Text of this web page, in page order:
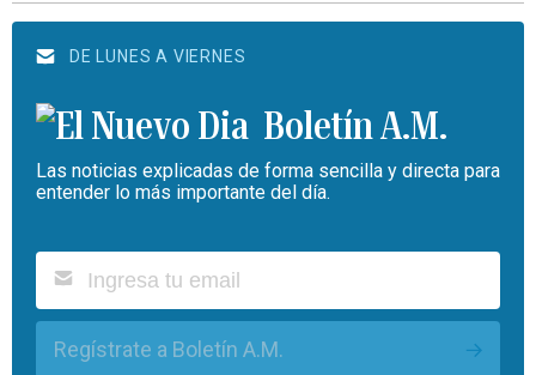
DE LUNES A VIERNES
Boletín A.M.
Las noticias explicadas de forma sencilla y directa para
entender lo más importante del día.
Regístrate a Boletín A.M.